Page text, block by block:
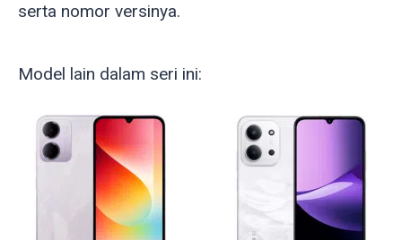
serta nomor versinya.
Model lain dalam seri ini: